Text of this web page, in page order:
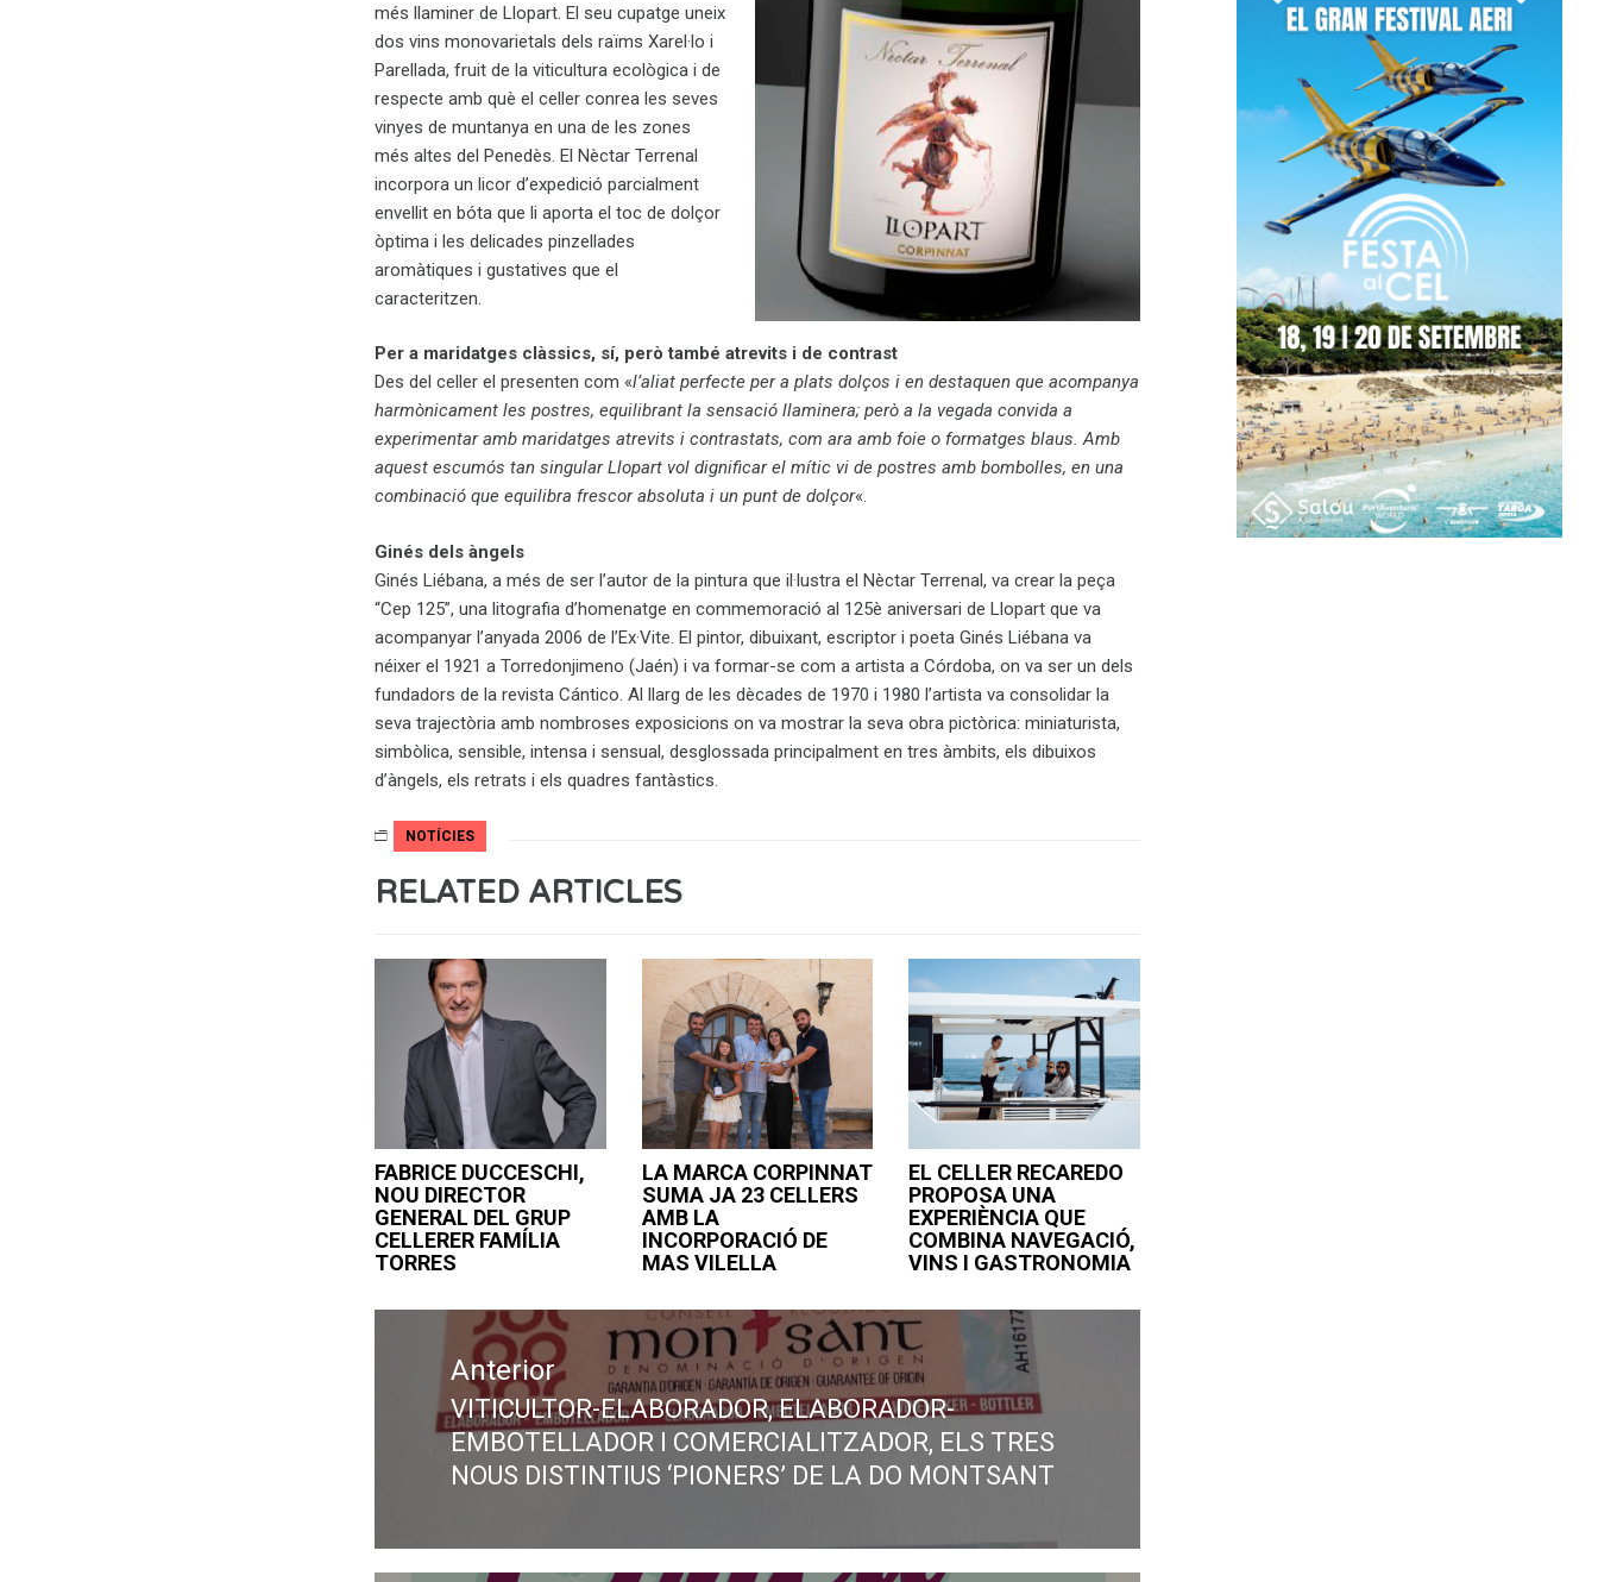
més llaminer de Llopart. El seu cupatge uneix
dos vins monovarietals dels raïms Xarel·lo i
Parellada, fruit de la viticultura ecològica i de
respecte amb què el celler conrea les seves
vinyes de muntanya en una de les zones
més altes del Penedès. El Nèctar Terrenal
incorpora un licor d’expedició parcialment
envellit en bóta que li aporta el toc de dolçor
òptima i les delicades pinzellades
aromàtiques i gustatives que el
caracteritzen.
Per a maridatges clàssics, sí, però també atrevits i de contrast
Des del celler el presenten com «l’aliat perfecte per a plats dolços i en destaquen que acompanya
harmònicament les postres, equilibrant la sensació llaminera; però a la vegada convida a
experimentar amb maridatges atrevits i contrastats, com ara amb foie o formatges blaus. Amb
aquest escumós tan singular Llopart vol dignificar el mític vi de postres amb bombolles, en una
combinació que equilibra frescor absoluta i un punt de dolçor«.
Ginés dels àngels
Ginés Liébana, a més de ser l’autor de la pintura que il·lustra el Nèctar Terrenal, va crear la peça
“Cep 125”, una litografia d’homenatge en commemoració al 125è aniversari de Llopart que va
acompanyar l’anyada 2006 de l’Ex·Vite. El pintor, dibuixant, escriptor i poeta Ginés Liébana va
néixer el 1921 a Torredonjimeno (Jaén) i va formar-se com a artista a Córdoba, on va ser un dels
fundadors de la revista Cántico. Al llarg de les dècades de 1970 i 1980 l’artista va consolidar la
seva trajectòria amb nombroses exposicions on va mostrar la seva obra pictòrica: miniaturista,
simbòlica, sensible, intensa i sensual, desglossada principalment en tres àmbits, els dibuixos
d’àngels, els retrats i els quadres fantàstics.
NOTÍCIES
RELATED ARTICLES
FABRICE DUCCESCHI,
NOU DIRECTOR
GENERAL DEL GRUP
CELLERER FAMÍLIA
TORRES
LA MARCA CORPINNAT
SUMA JA 23 CELLERS
AMB LA
INCORPORACIÓ DE
MAS VILELLA
EL CELLER RECAREDO
PROPOSA UNA
EXPERIÈNCIA QUE
COMBINA NAVEGACIÓ,
VINS I GASTRONOMIA
Navegació
d'entrades
Anterior
Previous
post:
VITICULTOR-ELABORADOR, ELABORADOR-
EMBOTELLADOR I COMERCIALITZADOR, ELS TRES
NOUS DISTINTIUS ‘PIONERS’ DE LA DO MONTSANT